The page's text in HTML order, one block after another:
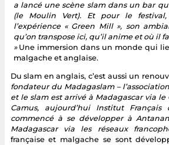
a lancé une scène slam dans un bar
(le Moulin Vert). Et pour le
l’expérience « Green Mill », son
qu’on transpose ici, qu’il anime et où il
»Une immersion dans un monde qui
malgache et anglaise.
Du slam en anglais, c’est aussi un
fondateur du Madagaslam –
et le slam est arrivé à Madagascar via
Camus, aujourd’hui Institut
commencé à se développer à
Madagascar via les réseaux
française et malgache se sont